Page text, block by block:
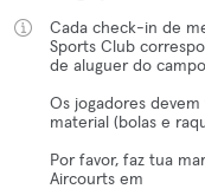
Cada check-in de
Sports Club
de aluguer do
Os jogadores
material (bolas e
Por favor, faz tua
Aircourts em